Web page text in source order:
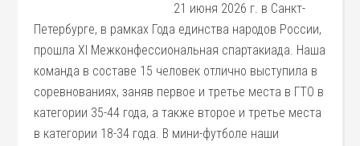
21 июня 2026 г. в Санкт-
Петербурге, в рамках Года единства народов России,
прошла XI Межконфессиональная спартакиада. Наша
команда в составе 15 человек отлично выступила в
соревнованиях, заняв первое и третье места в ГТО в
категории 35-44 года, а также второе и третье места
в категории 18-34 года. В мини-футболе наши